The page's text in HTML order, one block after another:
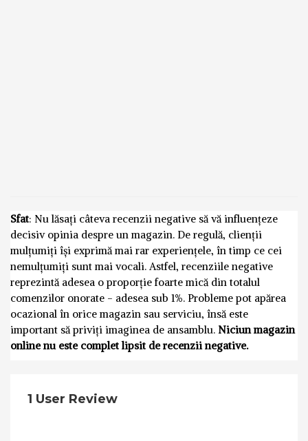
Sfat: Nu lăsați câteva recenzii negative să vă influențeze
decisiv opinia despre un magazin. De regulă, clienții
mulțumiți își exprimă mai rar experiențele, în timp ce cei
nemulțumiți sunt mai vocali. Astfel, recenziile negative
reprezintă adesea o proporție foarte mică din totalul
comenzilor onorate - adesea sub 1%. Probleme pot apărea
ocazional în orice magazin sau serviciu, însă este
important să priviți imaginea de ansamblu. Niciun magazin
online nu este complet lipsit de recenzii negative.
1 User Review